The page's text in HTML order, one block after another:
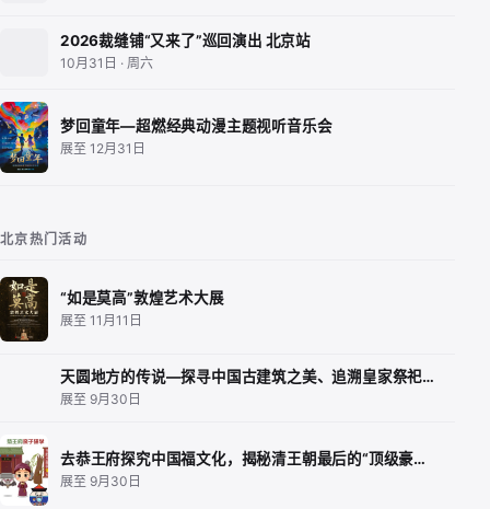
2026裁缝铺“又来了”巡回演出 北京站
10月31日 · 周六
梦回童年—超燃经典动漫主题视听音乐会
展至 12月31日
北京热门活动
“如是莫高”敦煌艺术大展
展至 11月11日
天圆地方的传说—探寻中国古建筑之美、追溯皇家祭祀…
展至 9月30日
去恭王府探究中国福文化，揭秘清王朝最后的“顶级豪…
展至 9月30日